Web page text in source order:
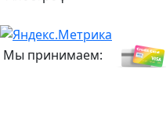
Мы принимаем: